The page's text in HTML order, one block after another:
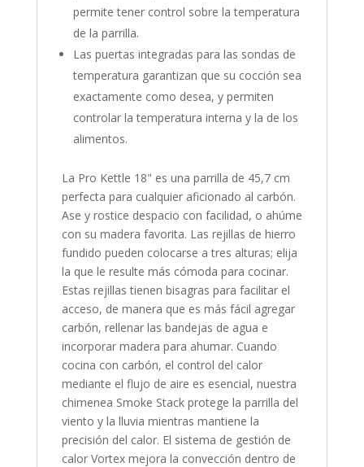
permite tener control sobre la temperatura
de la parrilla.
Las puertas integradas para las sondas de
temperatura garantizan que su cocción sea
exactamente como desea, y permiten
controlar la temperatura interna y la de los
alimentos.
La Pro Kettle 18" es una parrilla de 45,7 cm
perfecta para cualquier aficionado al carbón.
Ase y rostice despacio con facilidad, o ahúme
con su madera favorita. Las rejillas de hierro
fundido pueden colocarse a tres alturas; elija
la que le resulte más cómoda para cocinar.
Estas rejillas tienen bisagras para facilitar el
acceso, de manera que es más fácil agregar
carbón, rellenar las bandejas de agua e
incorporar madera para ahumar. Cuando
cocina con carbón, el control del calor
mediante el flujo de aire es esencial, nuestra
chimenea Smoke Stack protege la parrilla del
viento y la lluvia mientras mantiene la
precisión del calor. El sistema de gestión de
calor Vortex mejora la convección dentro de